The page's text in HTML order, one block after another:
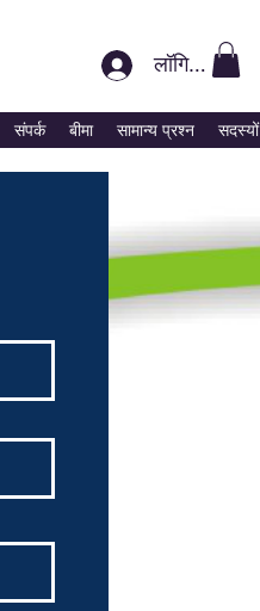
लॉगिन करें
संपर्क बीमा सामान्य प्रश्न सदस्यों